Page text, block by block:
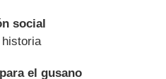
social
historia
el gusano